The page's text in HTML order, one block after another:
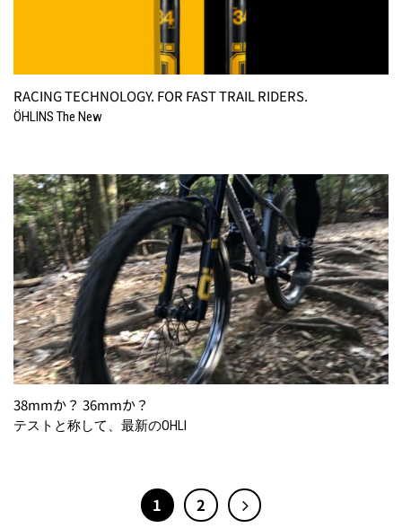
RACING TECHNOLOGY. FOR FAST TRAIL RIDERS.
ÖHLINS The New
38mmか？ 36mmか？
テストと称して、最新のOHLI
1 2